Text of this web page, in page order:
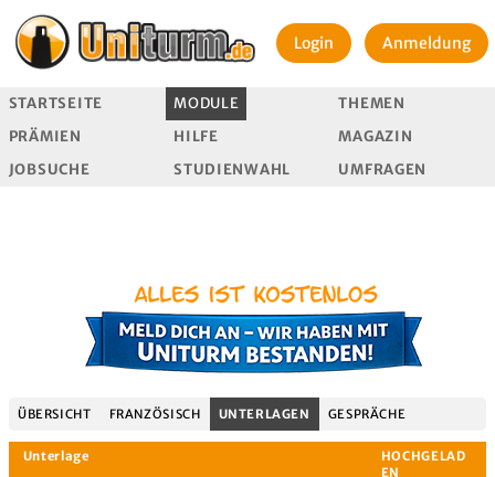
Login Anmeldung
STARTSEITE MODULE
THEMEN
PRÄMIEN
HILFE
MAGAZIN
JOBSUCHE
STUDIENWAHL UMFRAGEN
ÜBERSICHT FRANZÖSISCH UNTERLAGEN GESPRÄCHE